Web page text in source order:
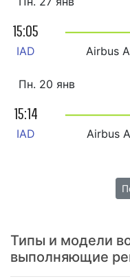
15:05
IAD Airbus
Пн. 20 янв
15:14
IAD Airbus
Типы и модели
выполняющие